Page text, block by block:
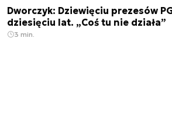
Dworczyk: Dziewięciu prezesów
dziesięciu lat. „Coś tu nie działa”
3 min.